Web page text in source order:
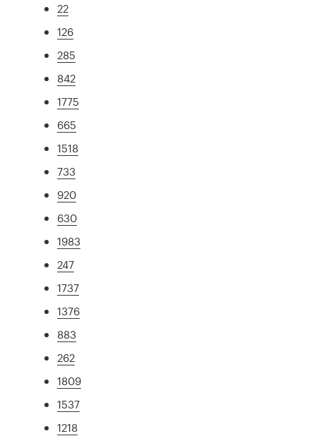
22
126
285
842
1775
665
1518
733
920
630
1983
247
1737
1376
883
262
1809
1537
1218